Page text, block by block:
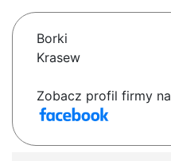
Borki
Krasew
Zobacz profil firmy na